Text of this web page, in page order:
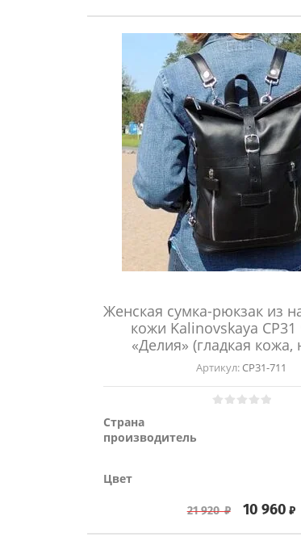
Женская сумка-рюкзак из
кожи Kalinovskaya СР31
«Делия» (гладкая кожа,
Артикул:СР31-711
Страна
производитель
Цвет
21 920₽ 10 960 ₽